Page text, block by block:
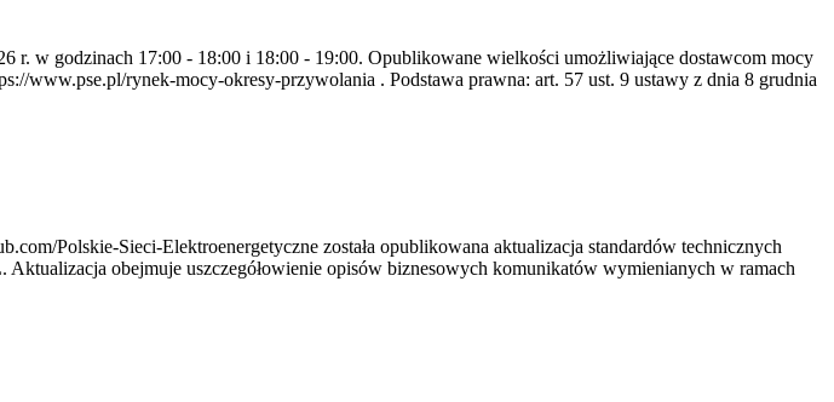
r. w godzinach 17:00 - 18:00 i 18:00 - 19:00. Opublikowane wielkości umożliwiające dostawcom mocy
www.pse.pl/rynek-mocy-okresy-przywolania . Podstawa prawna: art. 57 ust. 9 ustawy z dnia 8 grudnia
Polskie-Sieci-Elektroenergetyczne została opublikowana aktualizacja standardów technicznych
obejmuje uszczegółowienie opisów biznesowych komunikatów wymienianych w ramach